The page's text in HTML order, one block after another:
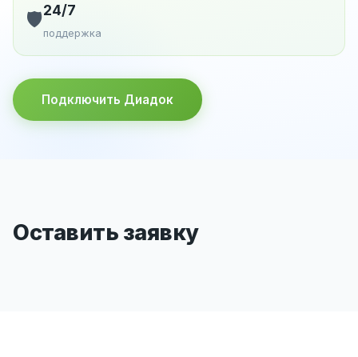
🛡️24/7
поддержка
Подключить Диадок
Оставить заявку